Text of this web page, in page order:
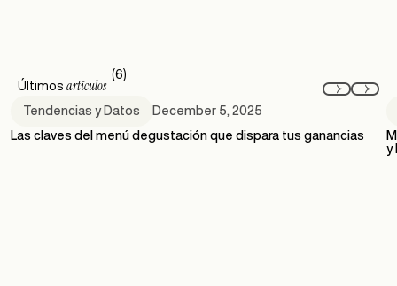
Últimos artículos
(6)
Tendencias y Datos
December 5, 2025
Las claves del menú degustación que dispara tus ganancias
y